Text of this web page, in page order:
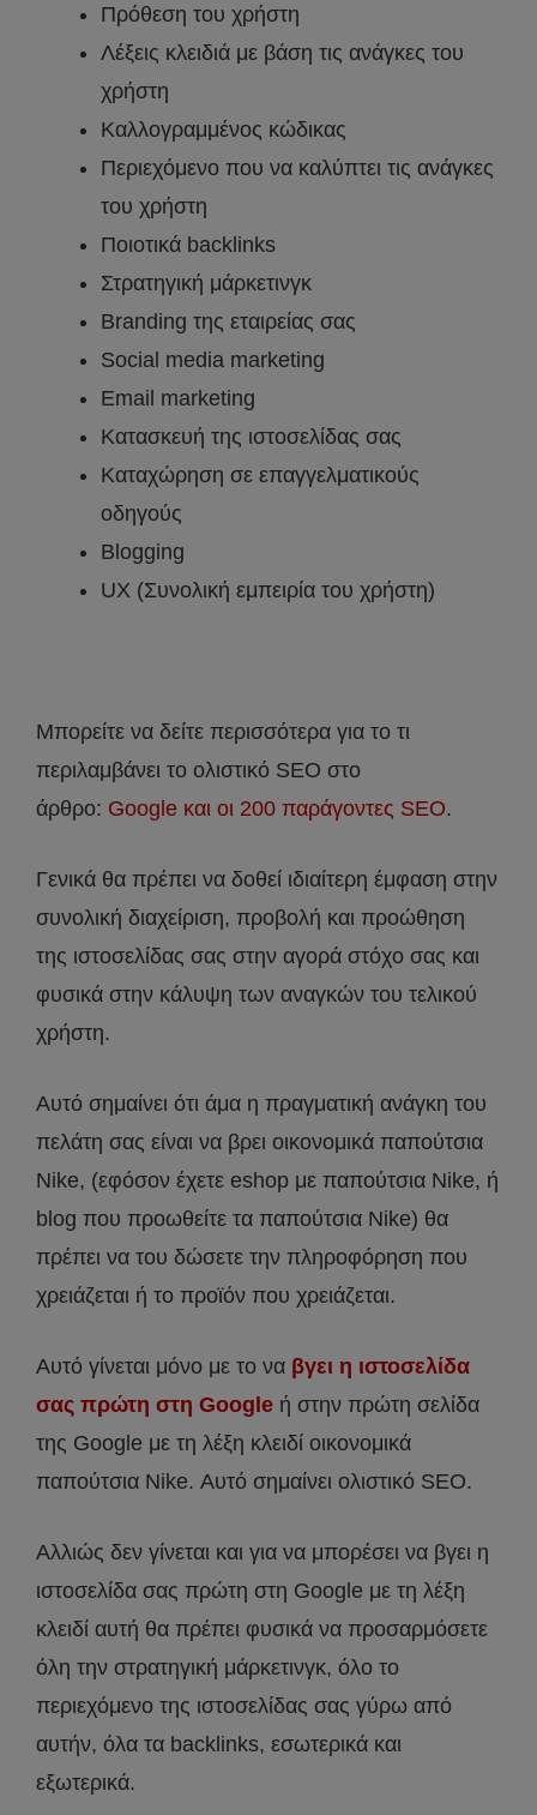
Πρόθεση του χρήστη
Λέξεις κλειδιά με βάση τις ανάγκες του
χρήστη
Καλλογραμμένος κώδικας
Περιεχόμενο που να καλύπτει τις ανάγκες
του χρήστη
Ποιοτικά backlinks
Στρατηγική μάρκετινγκ
Branding της εταιρείας σας
Social media marketing
Email marketing
Κατασκευή της ιστοσελίδας σας
Καταχώρηση σε επαγγελματικούς
οδηγούς
Blogging
UX (Συνολική εμπειρία του χρήστη)
Μπορείτε να δείτε περισσότερα για το τι
περιλαμβάνει το ολιστικό SEO στο
άρθρο: Google και οι 200 παράγοντες SEO.
Γενικά θα πρέπει να δοθεί ιδιαίτερη έμφαση στην
συνολική διαχείριση, προβολή και προώθηση
της ιστοσελίδας σας στην αγορά στόχο σας και
φυσικά στην κάλυψη των αναγκών του τελικού
χρήστη.
Αυτό σημαίνει ότι άμα η πραγματική ανάγκη του
πελάτη σας είναι να βρει οικονομικά παπούτσια
Nike, (εφόσον έχετε eshop με παπούτσια Nike, ή
blog που προωθείτε τα παπούτσια Nike) θα
πρέπει να του δώσετε την πληροφόρηση που
χρειάζεται ή το προϊόν που χρειάζεται.
Αυτό γίνεται μόνο με το να βγει η ιστοσελίδα
σας πρώτη στη Google ή στην πρώτη σελίδα
της Google με τη λέξη κλειδί οικονομικά
παπούτσια Nike. Αυτό σημαίνει ολιστικό SEO.
Αλλιώς δεν γίνεται και για να μπορέσει να βγει η
ιστοσελίδα σας πρώτη στη Google με τη λέξη
κλειδί αυτή θα πρέπει φυσικά να προσαρμόσετε
όλη την στρατηγική μάρκετινγκ, όλο το
περιεχόμενο της ιστοσελίδας σας γύρω από
αυτήν, όλα τα backlinks, εσωτερικά και
εξωτερικά.